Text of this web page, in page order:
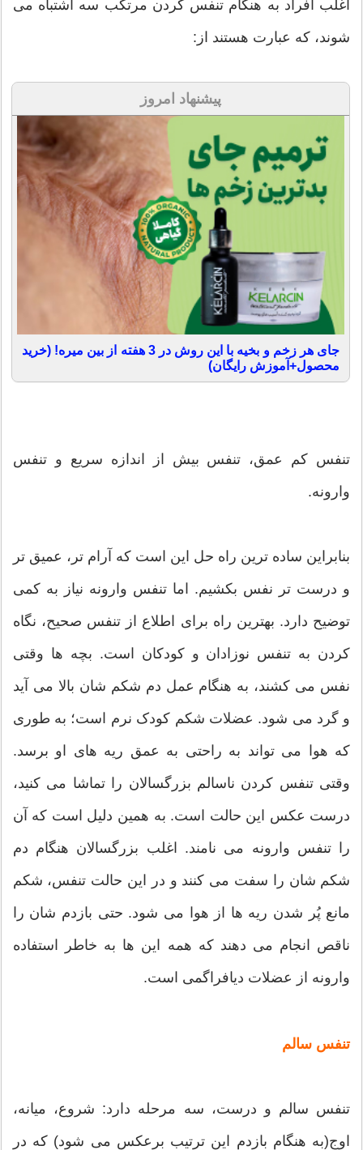
اغلب افراد به هنگام تنفس کردن مرتکب سه اشتباه می
شوند، که عبارت هستند از:
پیشنهاد امروز
جای هر زخم و بخیه با این روش در 3 هفته از بین میره! (خرید
محصول+آموزش رایگان)
تنفس کم عمق، تنفس بیش از اندازه سریع و تنفس
وارونه.
بنابراین ساده ترین راه حل این است که آرام تر، عمیق تر
و درست تر نفس بکشیم. اما تنفس وارونه نیاز به کمی
توضیح دارد. بهترین راه برای اطلاع از تنفس صحیح، نگاه
کردن به تنفس نوزادان و کودکان است. بچه ها وقتی
نفس می کشند، به هنگام عمل دم شکم شان بالا می آید
و گرد می شود. عضلات شکم کودک نرم است؛ به طوری
که هوا می تواند به راحتی به عمق ریه های او برسد.
وقتی تنفس کردن ناسالم بزرگسالان را تماشا می کنید،
درست عکس این حالت است. به همین دلیل است که آن
را تنفس وارونه می نامند. اغلب بزرگسالان هنگام دم
شکم شان را سفت می کنند و در این حالت تنفس، شکم
مانع پُر شدن ریه ها از هوا می شود. حتی بازدم شان را
ناقص انجام می دهند که همه این ها به خاطر استفاده
وارونه از عضلات دیافراگمی است.
تنفس سالم
تنفس سالم و درست، سه مرحله دارد: شروع، میانه،
اوج(به هنگام بازدم این ترتیب برعکس می شود) که در